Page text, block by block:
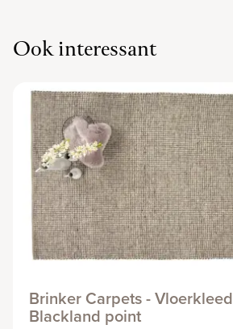
Ook interessant
Brinker Carpets - Vloerkleed
Blackland point